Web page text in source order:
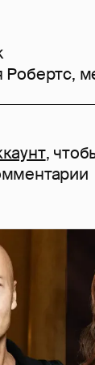
Робертс,
,